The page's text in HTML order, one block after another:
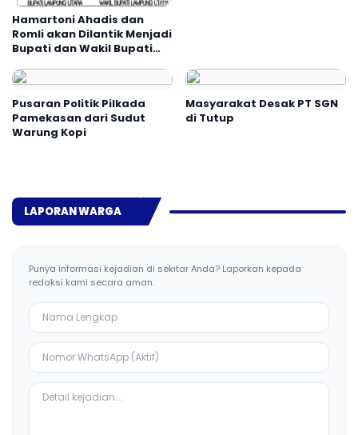
Hamartoni Ahadis dan
Romli akan Dilantik Menjadi
Bupati dan Wakil Bupati
Pusaran Politik Pilkada
Pamekasan dari Sudut
Warung Kopi
Masyarakat Desak PT SGN
di Tutup
LAPORAN WARGA
Punya informasi kejadian di sekitar Anda? Laporkan kepada
redaksi kami secara aman.